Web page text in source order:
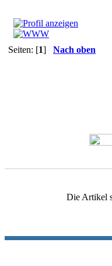
Seiten: [1] Nach oben
Die Artikel